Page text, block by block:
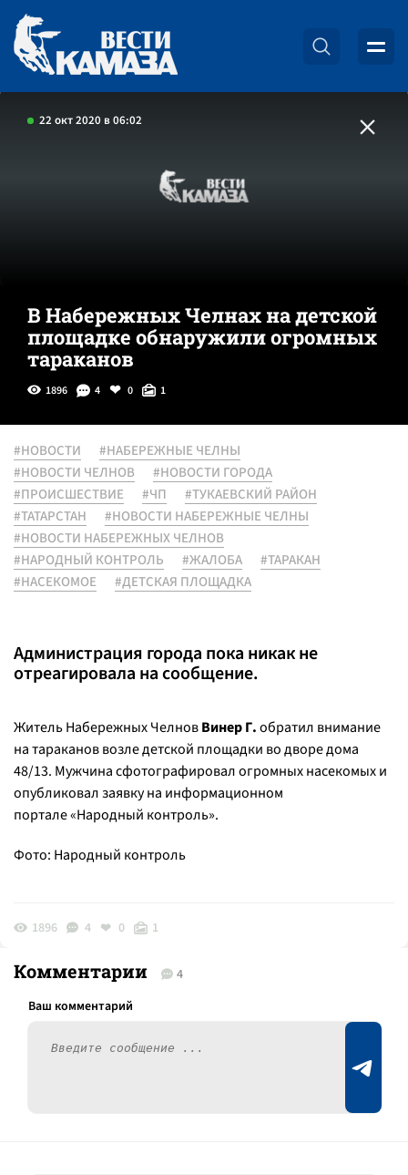
22 окт 2020 в 06:02
В Набережных Челнах на детской
площадке обнаружили огромных
тараканов
1896 4 0 1
#НОВОСТИ
#НАБЕРЕЖНЫЕ ЧЕЛНЫ
#НОВОСТИ ЧЕЛНОВ
#НОВОСТИ ГОРОДА
#ПРОИСШЕСТВИЕ
#ЧП
#ТУКАЕВСКИЙ РАЙОН
#ТАТАРСТАН
#НОВОСТИ НАБЕРЕЖНЫЕ ЧЕЛНЫ
#НОВОСТИ НАБЕРЕЖНЫХ ЧЕЛНОВ
#НАРОДНЫЙ КОНТРОЛЬ
#ЖАЛОБА
#ТАРАКАН
#НАСЕКОМОЕ
#ДЕТСКАЯ ПЛОЩАДКА
Администрация города пока никак не
отреагировала на сообщение.
Житель Набережных ЧелновВинер Г.обратил внимание
на тараканов возле детской площадки во дворе дома
48/13. Мужчина сфотографировал огромных насекомых и
опубликовал заявку на информационном
портале «Народный контроль».
Фото: Народный контроль
1896 4 0 1
Комментарии 4